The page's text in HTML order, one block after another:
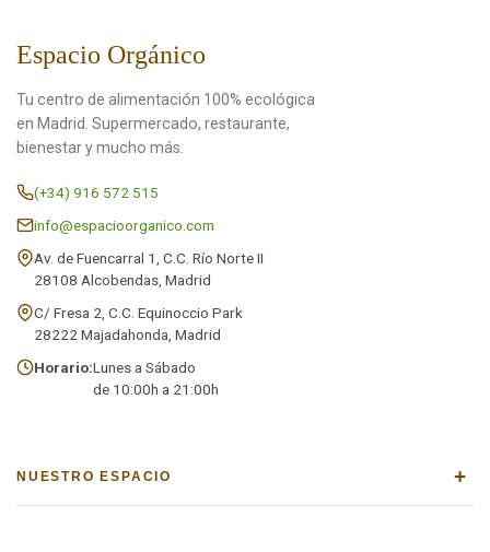
Espacio Orgánico
Tu centro de alimentación 100% ecológica
en Madrid. Supermercado, restaurante,
bienestar y mucho más.
(+34) 916 572 515
info@espacioorganico.com
Av. de Fuencarral 1, C.C. Río Norte II
28108 Alcobendas, Madrid
C/ Fresa 2, C.C. Equinoccio Park
28222 Majadahonda, Madrid
Horario:Lunes a Sábado
de 10:00h a 21:00h
NUESTRO ESPACIO +